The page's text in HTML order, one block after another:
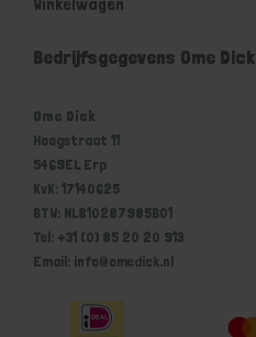
Bedrijfsgegevens Ome Dick
Ome Dick
Hoogstraat 11
5469EL Erp
KvK: 17140625
BTW: NL810287985B01
Tel: +31 (0) 85 20 20 913
Email: info@omedick.nl